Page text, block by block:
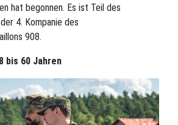
hat begonnen. Es ist Teil des
4. Kompanie des
908.
bis 60 Jahren